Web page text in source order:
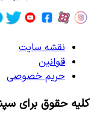
نقشه سایت
قوانین
حریم خصوصی
کلیه حقوق برای